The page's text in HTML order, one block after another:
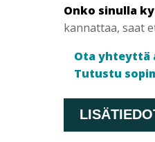
Onko sinulla
kannattaa, saat
Ota yhteyttä
Tutustu